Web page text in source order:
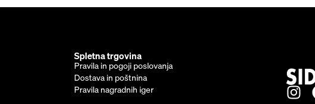
Spletna trgovina
Pravila in pogoji poslovanja
Dostava in poštnina
Pravila nagradnih iger